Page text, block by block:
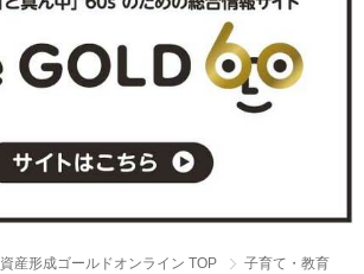
資産形成ゴールドオンライン TOP
子育て・教育